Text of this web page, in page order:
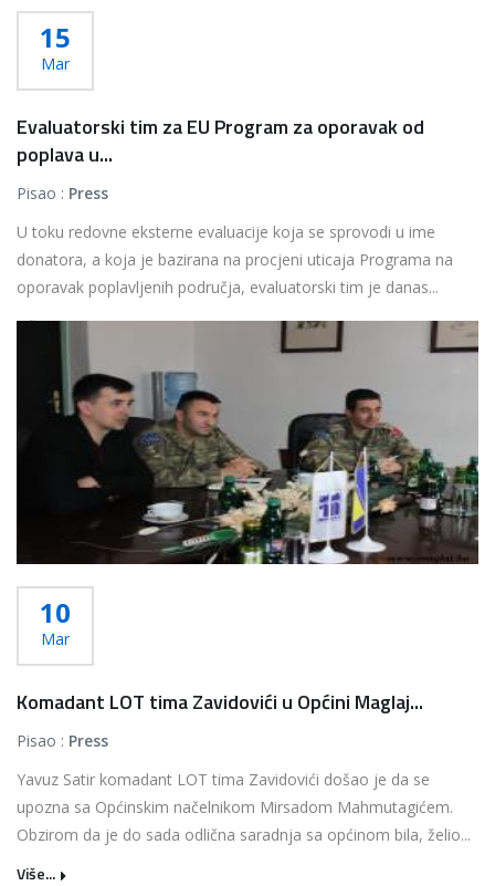
15
Mar
Evaluatorski tim za EU Program za oporavak od
poplava u...
Pisao : Press
U toku redovne eksterne evaluacije koja se sprovodi u ime
donatora, a koja je bazirana na procjeni uticaja Programa na
oporavak poplavljenih područja, evaluatorski tim je danas...
Više...
10
Mar
Komadant LOT tima Zavidovići u Općini Maglaj...
Pisao : Press
Yavuz Satir komadant LOT tima Zavidovići došao je da se
upozna sa Općinskim načelnikom Mirsadom Mahmutagićem.
Obzirom da je do sada odlična saradnja sa općinom bila, želio...
Više...